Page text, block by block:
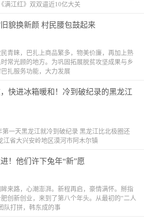
满江红》双双逼近10亿大关
貌换新颜 村民腰包鼓起来
青睐，巴扎上商品繁多，物美价廉，再加上熟
常光顾的地方。为巩固拓展脱贫攻坚成果与乡
扎服务功能，大力发展
快进冰箱暖和！冷到破纪录的黑龙江
第一天黑龙江就冷到破纪录 黑龙江比北极圈还
江省大兴安岭地区漠河市阿木尔镇
！他们许下兔年“新”愿
来路，心潮澎湃。新程再启，豪情满怀。掰指
创新创业，来到了第八个年头。从最初的“二人
队打拼，韩东成的事